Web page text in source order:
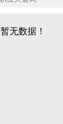
暂无数据！